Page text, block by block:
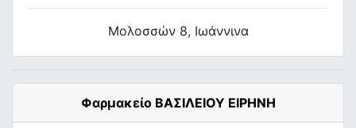
Μολοσσών 8, Ιωάννινα
Φαρμακείο ΒΑΣΙΛΕΙΟΥ ΕΙΡΗΝΗ